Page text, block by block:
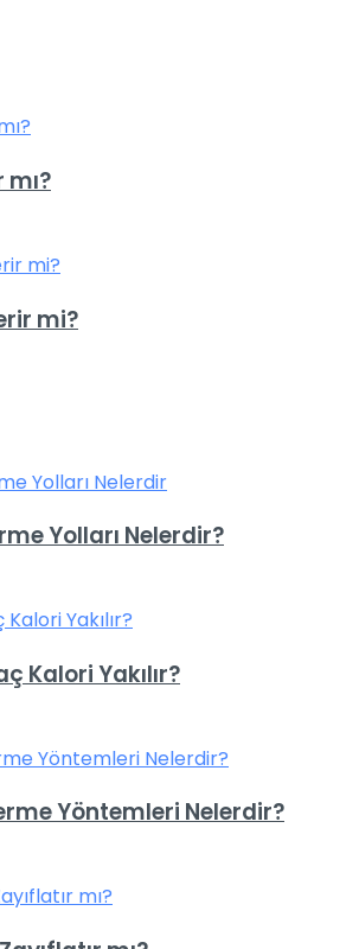
mı?
mi?
Yolları Nelerdir?
Kalori Yakılır?
Yöntemleri Nelerdir?